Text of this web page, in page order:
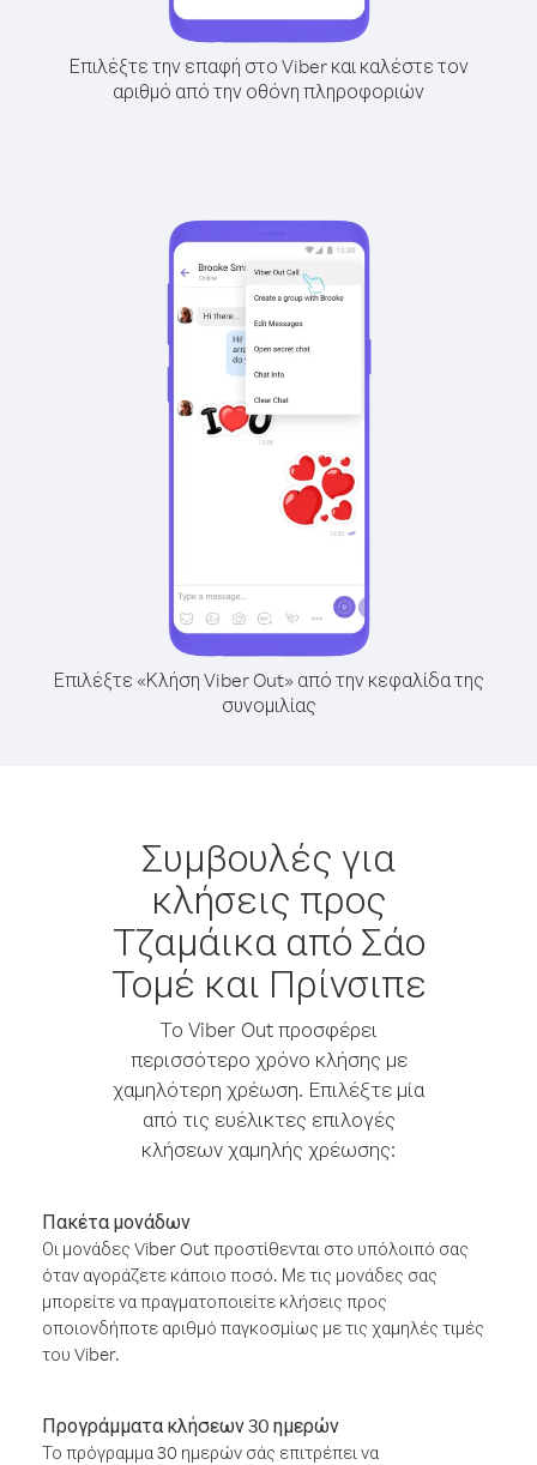
Επιλέξτε την επαφή στο Viber και καλέστε τον
αριθμό από την οθόνη πληροφοριών
Επιλέξτε «Κλήση Viber Out» από την κεφαλίδα της
συνομιλίας
Συμβουλές για
κλήσεις προς
Τζαμάικα από Σάο
Τομέ και Πρίνσιπε
Το Viber Out προσφέρει
περισσότερο χρόνο κλήσης με
χαμηλότερη χρέωση. Επιλέξτε μία
από τις ευέλικτες επιλογές
κλήσεων χαμηλής χρέωσης:
Πακέτα μονάδων
Οι μονάδες Viber Out προστίθενται στο υπόλοιπό σας
όταν αγοράζετε κάποιο ποσό. Με τις μονάδες σας
μπορείτε να πραγματοποιείτε κλήσεις προς
οποιονδήποτε αριθμό παγκοσμίως με τις χαμηλές τιμές
του Viber.
Προγράμματα κλήσεων 30 ημερών
Το πρόγραμμα 30 ημερών σάς επιτρέπει να